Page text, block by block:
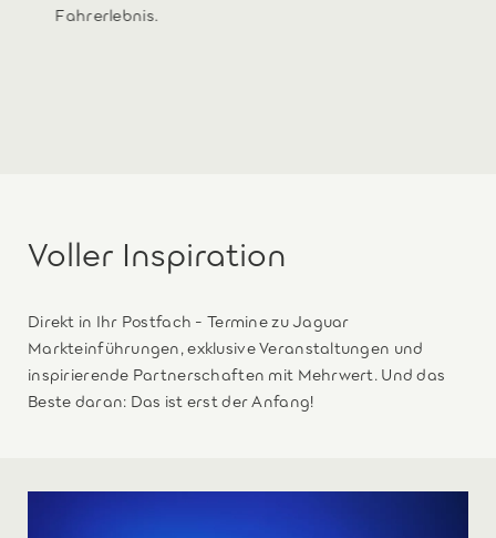
Fahrerlebnis.
Voller Inspiration
Direkt in Ihr Postfach - Termine zu Jaguar
Markteinführungen, exklusive Veranstaltungen und
inspirierende Partnerschaften mit Mehrwert. Und das
Beste daran: Das ist erst der Anfang!